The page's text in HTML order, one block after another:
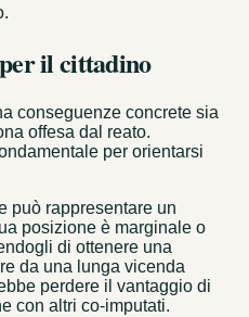
il cittadino
conseguenze concrete sia
offesa dal reato.
per orientarsi
può rappresentare un
posizione è marginale o
di ottenere una
da una lunga vicenda
perdere il vantaggio di
con altri co-imputati.